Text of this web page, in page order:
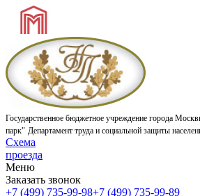
Государственное бюджетное учреждение города
парк" Департамент труда и социальной защиты
Схема
проезда
Меню
Заказать звонок
+7 (499) 735-99-98+7 (499) 735-99-89